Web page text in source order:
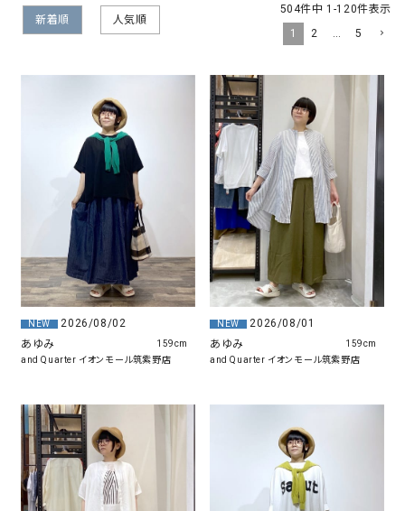
新着順 人気順
504件中 1 -120件表示
1
2 … 5
NEW
2026/08/02
あゆみ
and Quarter イオンモール筑紫野店
159cm
NEW
2026/08/01
あゆみ
and Quarter イオンモール筑紫野店
159cm